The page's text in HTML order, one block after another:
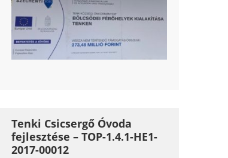
Tenki Csicsergő Óvoda
fejlesztése – TOP-1.4.1-HE1-
2017-00012